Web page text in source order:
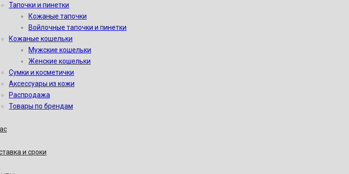
Тапочки и пинетки
Кожаные тапочки
Войлочные тапочки и пинетки
Кожаные кошельки
Мужские кошельки
Женские кошельки
Сумки и косметички
Аксессуары из кожи
Распродажа
Товары по брендам
и сроки